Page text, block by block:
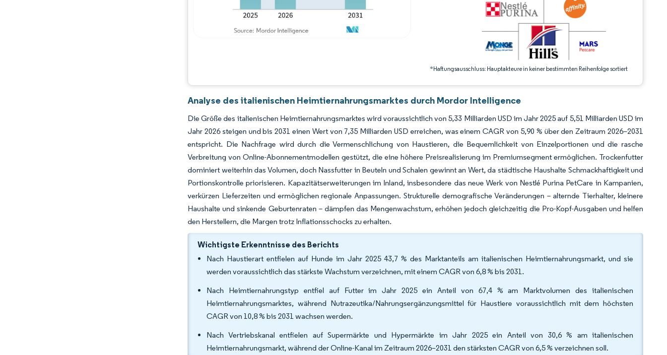
*Haftungsausschluss: Hauptakteure in keiner bestimmten Reihenfolge sortiert
Analyse des italienischen Heimtiernahrungsmarktes durch Mordor Intelligence
Die Größe des italienischen Heimtiernahrungsmarktes wird voraussichtlich von 5,33 Milliarden USD im Jahr 2025 auf 5,51 Milliarden USD im
Jahr 2026 steigen und bis 2031 einen Wert von 7,35 Milliarden USD erreichen, was einem CAGR von 5,90 % über den Zeitraum 2026–2031
entspricht. Die Nachfrage wird durch die Vermenschlichung von Haustieren, die Bequemlichkeit von Einzelportionen und die rasche
Verbreitung von Online-Abonnementmodellen gestützt, die eine höhere Preisrealisierung im Premiumsegment ermöglichen. Trockenfutter
dominiert weiterhin das Volumen, doch Nassfutter in Beuteln und Schalen gewinnt an Wert, da städtische Haushalte Schmackhaftigkeit und
Portionskontrolle priorisieren. Kapazitätserweiterungen im Inland, insbesondere das neue Werk von Nestlé Purina PetCare in Kampanien,
verkürzen Lieferzeiten und ermöglichen regionale Anpassungen. Strukturelle demografische Veränderungen – alternde Tierhalter, kleinere
Haushalte und sinkende Geburtenraten – dämpfen das Mengenwachstum, erhöhen jedoch gleichzeitig die Pro-Kopf-Ausgaben und helfen
den Herstellern, die Margen trotz Inflationsschocks zu erhalten.
Wichtigste Erkenntnisse des Berichts
Nach Haustierart entfielen auf Hunde im Jahr 2025 43,7 % des Marktanteils am italienischen Heimtiernahrungsmarkt, und sie
werden voraussichtlich das stärkste Wachstum verzeichnen, mit einem CAGR von 6,8 % bis 2031.
Nach Heimtiernahrungstyp entfiel auf Futter im Jahr 2025 ein Anteil von 67,4 % am Marktvolumen des italienischen
Heimtiernahrungsmarktes, während Nutrazeutika/Nahrungsergänzungsmittel für Haustiere voraussichtlich mit dem höchsten
CAGR von 10,8 % bis 2031 wachsen werden.
Nach Vertriebskanal entfielen auf Supermärkte und Hypermärkte im Jahr 2025 ein Anteil von 30,6 % am italienischen
Heimtiernahrungsmarkt, während der Online-Kanal im Zeitraum 2026–2031 den stärksten CAGR von 6,5 % verzeichnen soll.